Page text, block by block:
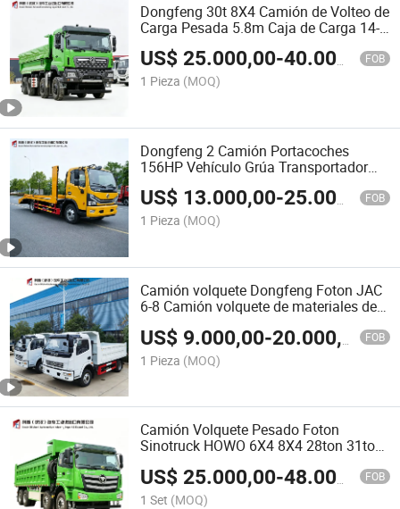
Dongfeng 30t 8X4 Camión de Volteo de
Carga Pesada 5.8m Caja de Carga 14-
Speed
US$25.000,00-40.000,00 FOB
1 Pieza (MOQ)
Dongfeng 2 Camión Portacoches
156HP Vehículo Grúa Transportador
Cabrestante Hidráulico Camión
Transportador de Coches Camión de
Transporte de Automóviles Camión
Portacoches Camión Transportador de
US$ 13.000,00-25.000,00 FOB
1 Pieza (MOQ)
Camión volquete Dongfeng Foton JAC
6-8 Camión volquete de materiales de
tipo caja para transporte de
construcción y materiales Camión
volquete LHD/RHD para granja
US$ 9.000,00-20.000,00 FOB
1 Pieza (MOQ)
Camión Volquete Pesado Foton
Sinotruck HOWO 6X4 8X4 28ton 31ton
Camión de Tierra Camión de Trabajo
en Sitio Camión Volquete de Alto
Rendimiento Camión de Excavación
US$25.000,00-48.000,00 FOB
1 Set (MOQ)